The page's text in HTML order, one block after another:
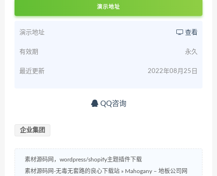
演示地址
演示地址 查看
有效期 永久
最近更新 2022年08月25日
QQ咨询
企业集团
素材源码网，wordpress/shopify主题插件下载
素材源码网-无毒无套路的良心下载站 » Mahogany – 地板公司网